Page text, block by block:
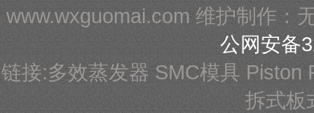
www.wxguomai.com 维护制作：
公网安备
链接:多效蒸发器 SMC模具 Piston
拆式板